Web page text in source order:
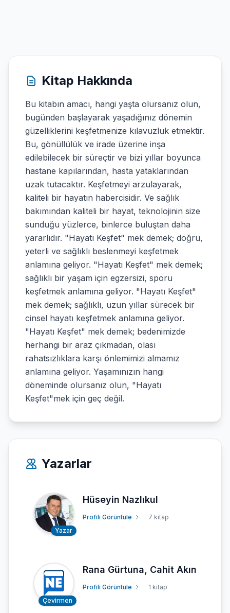
Kitap Hakkında
Bu kitabın amacı, hangi yaşta olursanız olun,
bugünden başlayarak yaşadığınız dönemin
güzelliklerini keşfetmenize kılavuzluk etmektir.
Bu, gönüllülük ve irade üzerine inşa
edilebilecek bir süreçtir ve bizi yıllar boyunca
hastane kapılarından, hasta yataklarından
uzak tutacaktır. Keşfetmeyi arzulayarak,
kaliteli bir hayatın habercisidir. Ve sağlık
bakımından kaliteli bir hayat, teknolojinin size
sunduğu yüzlerce, binlerce buluştan daha
yararlıdır. "Hayatı Keşfet" mek demek; doğru,
yeterli ve sağlıklı beslenmeyi keşfetmek
anlamına geliyor. "Hayatı Keşfet" mek demek;
sağlıklı bir yaşam için egzersizi, sporu
keşfetmek anlamına geliyor. "Hayatı Keşfet"
mek demek; sağlıklı, uzun yıllar sürecek bir
cinsel hayatı keşfetmek anlamına geliyor.
"Hayatı Keşfet" mek demek; bedenimizde
herhangi bir araz çıkmadan, olası
rahatsızlıklara karşı önlemimizi almamız
anlamına geliyor. Yaşamınızın hangi
döneminde olursanız olun, "Hayatı
Keşfet"mek için geç değil.
Yazarlar
Yazar
Hüseyin Nazlıkul
Profili Görüntüle 7 kitap
Çevirmen
Rana Gürtuna, Cahit Akın
Profili Görüntüle 1 kitap